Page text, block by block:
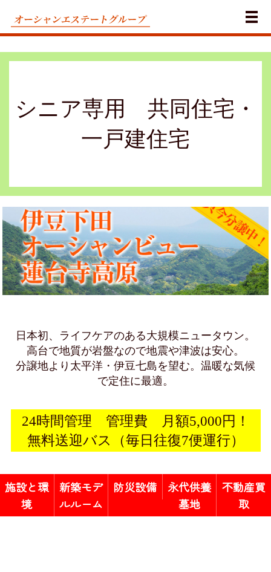
メ
シニア専用 共同住宅・
一戸建住宅
日本初、ライフケアのある大規模ニュータウン。
高台で地質が岩盤なので地震や津波は安心。
分譲地より太平洋・伊豆七島を望む。温暖な気候
で定住に最適。
24時間管理 管理費 月額5,000円！
無料送迎バス（毎日往復7便運行）
施設と環
境
新築モデ
ルルーム
防災設備
永代供養
墓地
不動産買
取